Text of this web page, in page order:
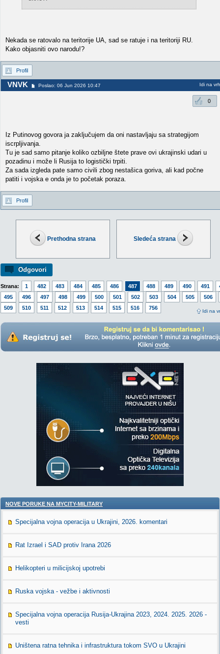
Prethodna strana Sledeća strana
Odgovori
Strana: 1 482 483 484 485 486 487 488 489 490 491
495
496 497 498 499 500 501 502 503 504 505
506
509
510 511 512 513 514 515 516 756
Idi na
Nekada se ratovalo na teritorije UA, sad se ratuje i na teritoriji RU.
Kako objasniti ovo narodu!?
Profil
VNVK Poslao: 06 Jun 2026 10:47 Idi na vrh
0
Iz Putinovog govora ja zaključujem da oni nastavljaju sa strategijom
iscrpljivanja.
Tu je sad samo pitanje koliko ozbiljne štete prave ovi ukrajinski udari u
pozadinu i može li Rusija to logistički trpiti.
Za sada izgleda pate samo civili zbog nestašica goriva, ali kad počne
patiti i vojska e onda je to početak poraza.
Profil
NOVE PORUKE NA MYCITY-MILITARY
Specijalna vojna operacija u Ukrajini, 2026. komentari
Rat Izrael i SAD protiv Irana 2026
Helikopteri u milicijskoj upotrebi
Ruska vojska - vežbe i aktivnosti
Specijalna vojna operacija Rusija-Ukrajina 2023, 2024. 2025. 2026 -
vesti
Uništena ratna tehnika i infrastruktura tokom SVO u Ukrajini